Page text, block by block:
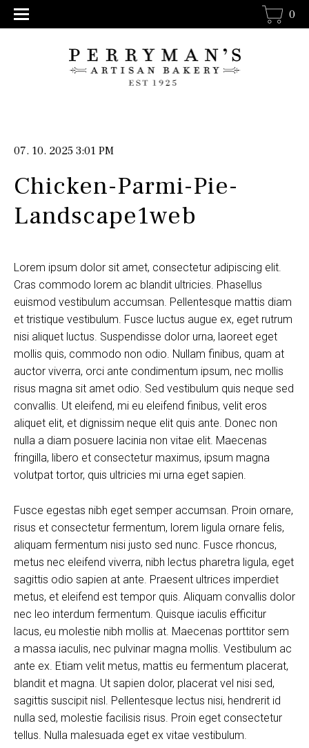
0
07. 10. 2025 3:01 PM
Chicken-Parmi-Pie-
Landscape1web
Lorem ipsum dolor sit amet, consectetur adipiscing elit.
Cras commodo lorem ac blandit ultricies. Phasellus
euismod vestibulum accumsan. Pellentesque mattis diam
et tristique vestibulum. Fusce luctus augue ex, eget rutrum
nisi aliquet luctus. Suspendisse dolor urna, laoreet eget
mollis quis, commodo non odio. Nullam finibus, quam at
auctor viverra, orci ante condimentum ipsum, nec mollis
risus magna sit amet odio. Sed vestibulum quis neque sed
convallis. Ut eleifend, mi eu eleifend finibus, velit eros
aliquet elit, et dignissim neque elit quis ante. Donec non
nulla a diam posuere lacinia non vitae elit. Maecenas
fringilla, libero et consectetur maximus, ipsum magna
volutpat tortor, quis ultricies mi urna eget sapien.
Fusce egestas nibh eget semper accumsan. Proin ornare,
risus et consectetur fermentum, lorem ligula ornare felis,
aliquam fermentum nisi justo sed nunc. Fusce rhoncus,
metus nec eleifend viverra, nibh lectus pharetra ligula, eget
sagittis odio sapien at ante. Praesent ultrices imperdiet
metus, et eleifend est tempor quis. Aliquam convallis dolor
nec leo interdum fermentum. Quisque iaculis efficitur
lacus, eu molestie nibh mollis at. Maecenas porttitor sem
a massa iaculis, nec pulvinar magna mollis. Vestibulum ac
ante ex. Etiam velit metus, mattis eu fermentum placerat,
blandit et magna. Ut sapien dolor, placerat vel nisi sed,
sagittis suscipit nisl. Pellentesque lectus nisi, hendrerit id
nulla sed, molestie facilisis risus. Proin eget consectetur
tellus. Nulla malesuada eget ex vitae vestibulum.